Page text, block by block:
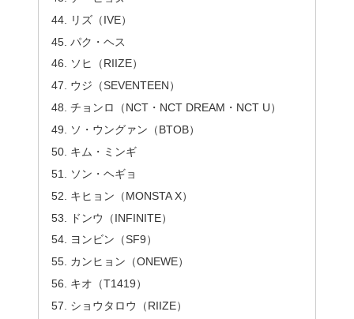
リズ（IVE）
パク・ヘス
ソヒ（RIIZE）
ウジ（SEVENTEEN）
チョンロ（NCT・NCT DREAM・NCT U）
ソ・ウングァン（BTOB）
キム・ミンギ
ソン・ヘギョ
キヒョン（MONSTA X）
ドンウ（INFINITE）
ヨンビン（SF9）
カンヒョン（ONEWE）
キオ（T1419）
ショウタロウ（RIIZE）